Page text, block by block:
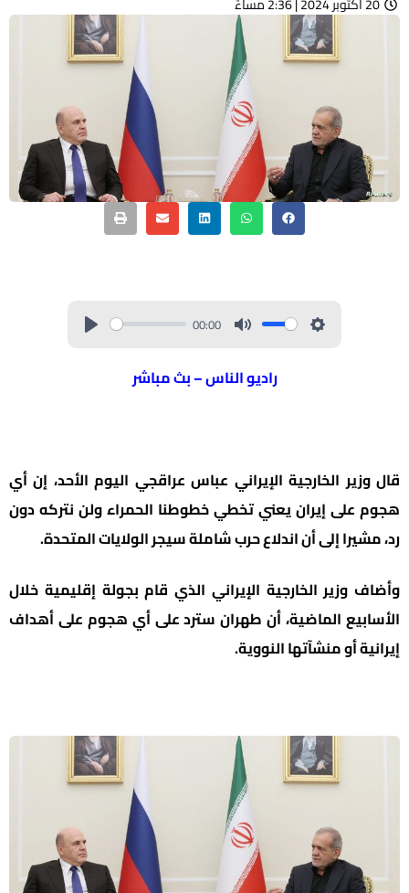
00:00
راديو الناس – بث مباشر
قال وزير الخارجية الإيراني عباس عراقجي اليوم الأحد، إن أي
هجوم على إيران يعني تخطي خطوطنا الحمراء ولن نتركه دون
رد، مشيرا إلى أن اندلاع حرب شاملة سيجر الولايات المتحدة.
وأضاف وزير الخارجية الإيراني الذي قام بجولة إقليمية خلال
الأسابيع الماضية، أن طهران سترد على أي هجوم على أهداف
إيرانية أو منشآتها النووية.